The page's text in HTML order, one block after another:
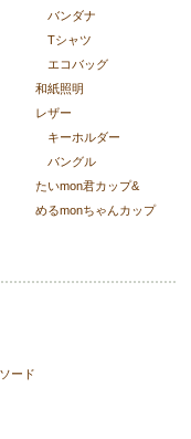
バンダナ
Tシャツ
エコバッグ
和紙照明
レザー
キーホルダー
バングル
たいmon君カップ&
めるmonちゃんカップ
ード